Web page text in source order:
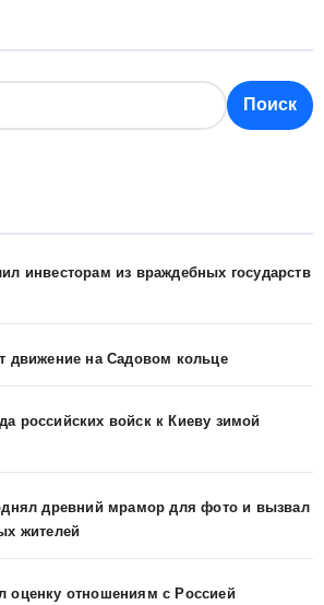
Поиск
инвесторам из враждебных государств
движение на Садовом кольце
российских войск к Киеву зимой
древний мрамор для фото и вызвал
жителей
оценку отношениям с Россией